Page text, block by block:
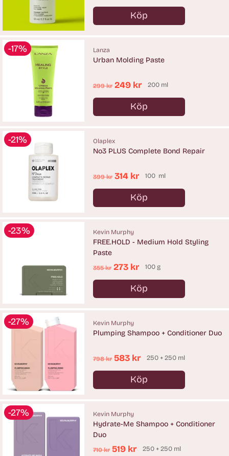
pris
Köp
Antal
-17% Lanza
Urban Molding Paste
Ordinarie
pris
299 kr 249 kr 200 ml
Köp
Antal
-21% Olaplex
No3 PLUS Complete Bond Repair
Ordinarie
pris
399 kr 314 kr 100 ml
Köp
Antal
-23% Kevin Murphy
FREE.HOLD - Medium Hold Styling
Paste
Ordinarie
pris
355 kr 273 kr 100 g
Köp
Antal
-27% Kevin Murphy
Plumping Shampoo + Conditioner Duo
Ordinarie
pris
798 kr 583 kr 250 + 250 ml
Köp
Antal
-27% Kevin Murphy
Hydrate-Me Shampoo + Conditioner
Duo
Ordinarie
710 kr 519 kr 250 + 250 ml